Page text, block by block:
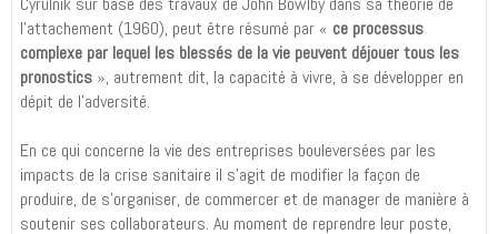
l’attachement (1960), peut être résumé par « ce processus
complexe par lequel les blessés de la vie peuvent déjouer tous les
pronostics », autrement dit, la capacité à vivre, à se développer en
dépit de l’adversité.
En ce qui concerne la vie des entreprises bouleversées par les
impacts de la crise sanitaire il s’agit de modifier la façon de
produire, de s’organiser, de commercer et de manager de manière à
soutenir ses collaborateurs. Au moment de reprendre leur poste,